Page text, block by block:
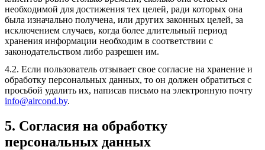
необходимой для достижения тех целей, ради которых она
была изначально получена, или других законных целей, за
исключением случаев, когда более длительный период
хранения информации необходим в соответствии с
законодательством либо разрешен им.
4.2. Если пользователь отзывает свое согласие на хранение и
обработку персональных данных, то он должен обратиться с
просьбой удалить их, написав письмо на электронную почту
info@aircond.by.
5. Согласия на обработку
персональных данных